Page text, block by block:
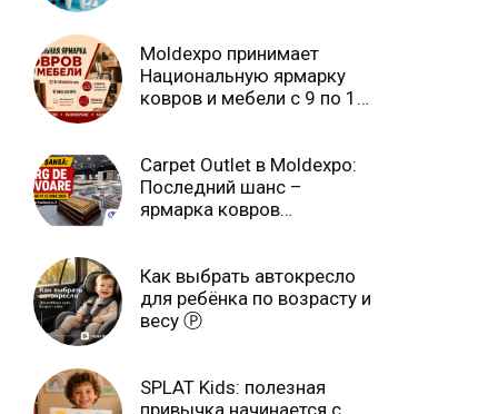
Moldexpo принимает
Национальную ярмарку
ковров и мебели с 9 по 14
Carpet Outlet в Moldexpo:
Последний шанс –
ярмарка ковров
Как выбрать автокресло
для ребёнка по возрасту и
весу Ⓟ
SPLAT Kids: полезная